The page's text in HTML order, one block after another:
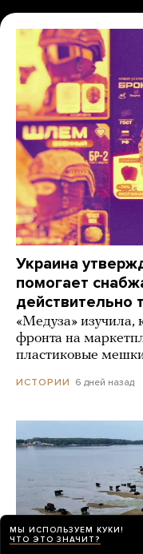
Украина
помогает
действительно
«Медуза» изучила,
фронта на
пластиковые
ИСТОРИИ 6 дней назад
МЫ ИСПОЛЬЗУЕМ КУКИ!
ЧТО ЭТО ЗНАЧИТ?